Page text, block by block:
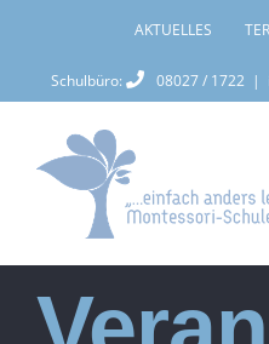
springen
AKTUELLES
Schulbüro: 08027 / 1722 |